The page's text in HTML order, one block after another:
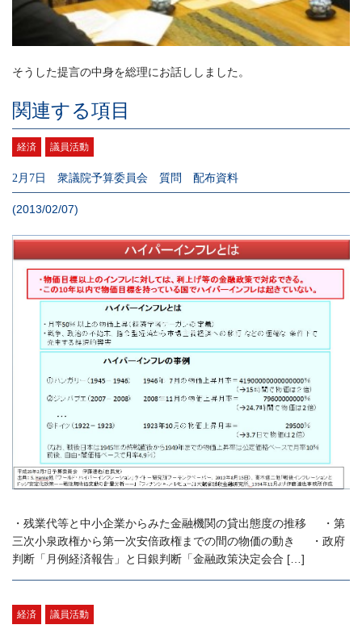
そうした提言の中身を総理にお話ししました。
関連する項目
経済 議員活動
2月7日 衆議院予算委員会 質問 配布資料
(2013/02/07)
・残業代等と中小企業からみた金融機関の貸出態度の推移 ・第
三次小泉政権から第一次安倍政権までの間の物価の動き ・政府
判断「月例経済報告」と日銀判断「金融政策決定会合 […]
経済 議員活動